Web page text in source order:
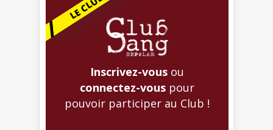
Inscrivez-vous ou
connectez-vous pour
pouvoir participer au Club !